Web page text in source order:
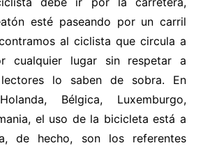
esté paseando por un carril
al ciclista que circula a
cualquier lugar sin respetar a
lectores lo saben de sobra. En
Bélgica, Luxemburgo,
el uso de la bicicleta está a
de hecho, son los referentes